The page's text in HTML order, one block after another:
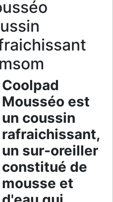
Coolpad
Mousséo est
un coussin
rafraichissant,
un sur-oreiller
constitué de
mousse et